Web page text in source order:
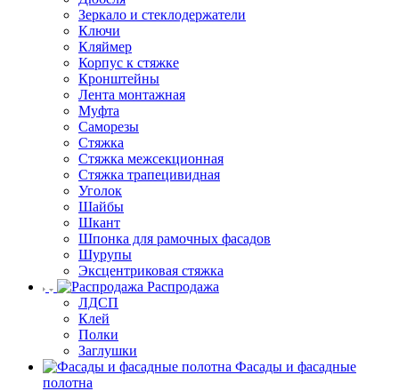
Зеркало и стеклодержатели
Ключи
Кляймер
Корпус к стяжке
Кронштейны
Лента монтажная
Муфта
Саморезы
Стяжка
Стяжка межсекционная
Стяжка трапецивидная
Уголок
Шайбы
Шкант
Шпонка для рамочных фасадов
Шурупы
Эксцентриковая стяжка
Распродажа
ЛДСП
Клей
Полки
Заглушки
Фасады и фасадные
полотна